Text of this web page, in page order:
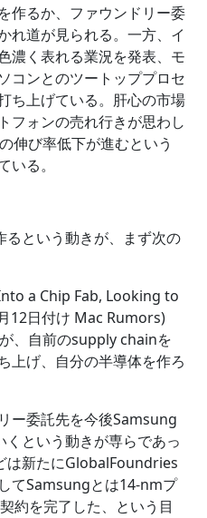
作るか、ファウンドリー委
れ道が見られる。一方、イ
濃く表れる業況を発表、モ
コンとのツートッププロセ
ち上げている。肝心の市場
フォンの売れ行きが思わし
伸び率低下が進むという
る。
≫
という動きが、まず次の
a Chip Fab, Looking to
12日付け Mac Rumors)
、自前のsupply chainを
上げ、自分の半導体を作ろ
ー委託先を今後Samsung
という動きが専らであっ
は新たにGlobalFoundries
てSamsungとは14-nmプ
約を完了した、という目